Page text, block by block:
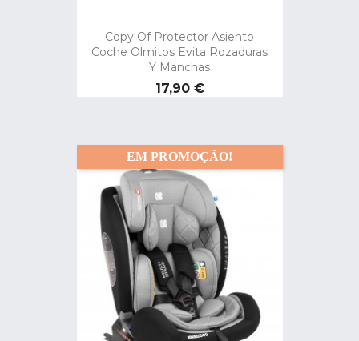
Copy Of Protector Asiento
Coche Olmitos Evita Rozaduras
Y Manchas
Preço
17,90 €
EM PROMOÇÃO!